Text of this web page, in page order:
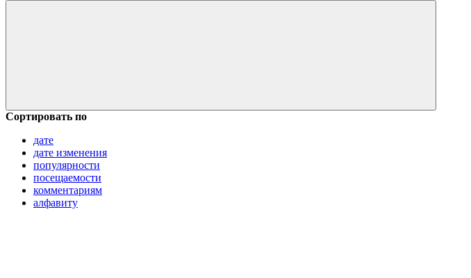
Сортировать по
дате
дате изменения
популярности
посещаемости
комментариям
алфавиту